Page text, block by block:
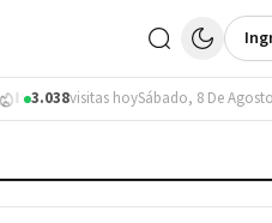
se subió al podio en un
3.038visitas hoySábado, 8 De